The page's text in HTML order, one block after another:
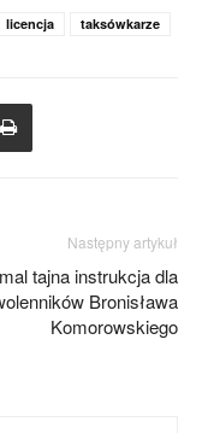
licencja taksówkarze
Następny artykuł
tajna instrukcja dla
Bronisława
Komorowskiego